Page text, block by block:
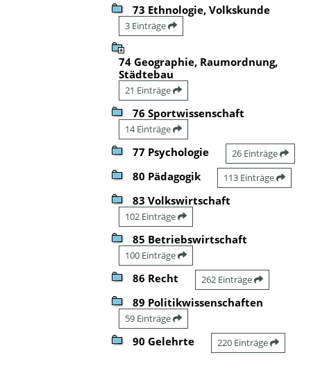
73 Ethnologie, Volkskunde
3 Einträge
74 Geographie, Raumordnung,
Städtebau
21 Einträge
76 Sportwissenschaft
14 Einträge
77 Psychologie 26 Einträge
80 Pädagogik 113 Einträge
83 Volkswirtschaft
102 Einträge
85 Betriebswirtschaft
100 Einträge
86 Recht 262 Einträge
89 Politikwissenschaften
59 Einträge
90 Gelehrte 220 Einträge